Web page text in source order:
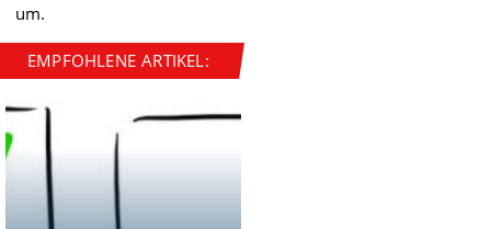
um.
EMPFOHLENE ARTIKEL: